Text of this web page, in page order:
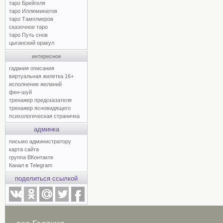
таро Брейгеля
таро Иллюминатов
таро Тамплиеров
сказочное таро
таро Путь снов
цыганский оракул
интересное
гадания описания
виртуальная жилетка 16+
исполнение желаний
фен-шуй
тренажер предсказателя
тренажер ясновидящего
психологическая страничка
админка
письмо администратору
карта сайта
группа ВКонтакте
Канал в Telegram
поделиться ссылкой